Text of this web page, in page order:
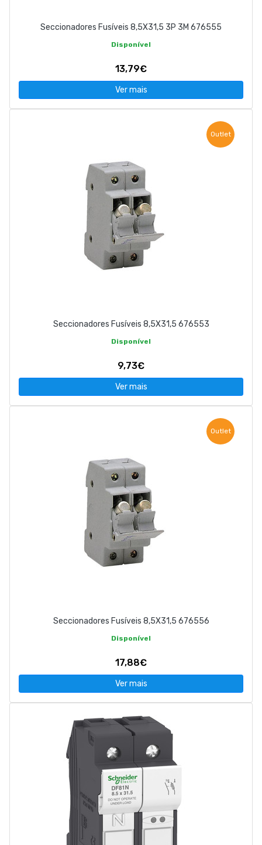
Seccionadores Fusíveis 8,5X31,5 3P 3M 676555
Disponível
13,79€
Ver mais
Outlet
Seccionadores Fusíveis 8,5X31,5 676553
Disponível
9,73€
Ver mais
Outlet
Seccionadores Fusíveis 8,5X31,5 676556
Disponível
17,88€
Ver mais